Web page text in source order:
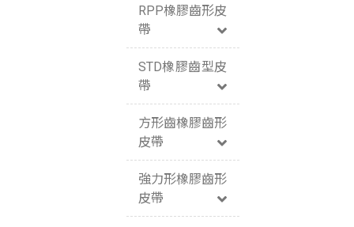
RPP橡膠齒形皮
帶
STD橡膠齒型皮
帶
方形齒橡膠齒形
皮帶
強力形橡膠齒形
皮帶